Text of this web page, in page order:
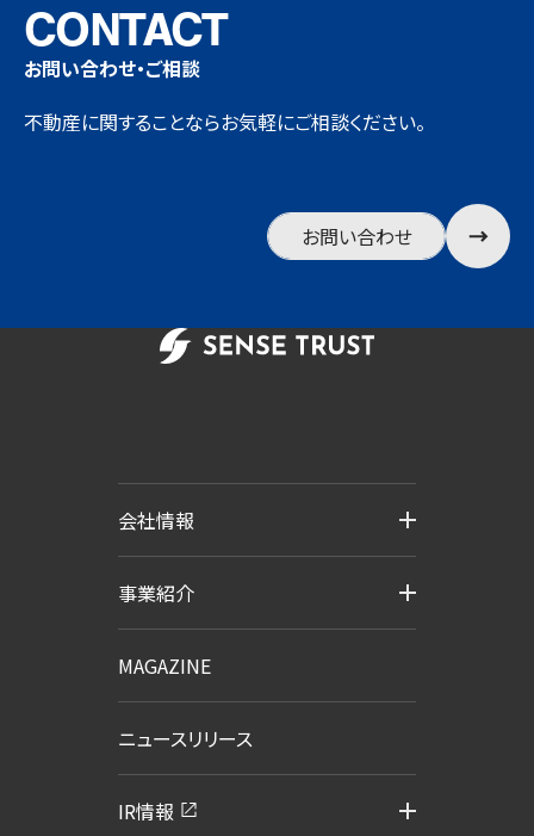
CONTACT
お問い合わせ・ご相談
不動産に関することならお気軽にご相談ください。
お問い合わせ
会社情報
事業紹介
MAGAZINE
ニュースリリース
IR情報